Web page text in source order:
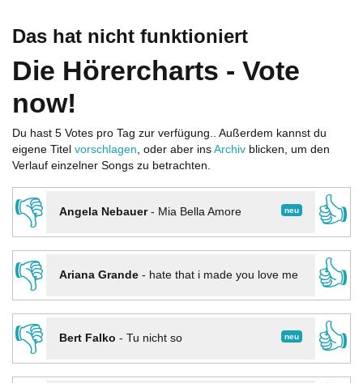
Das hat nicht funktioniert
Die Hörercharts - Vote
now!
Du hast 5 Votes pro Tag zur verfügung.. Außerdem kannst du
eigene Titel vorschlagen, oder aber ins Archiv blicken, um den
Verlauf einzelner Songs zu betrachten.
👎 neu
Angela Nebauer- Mia Bella Amore
👍
👎
Ariana Grande- hate that i made you love me
👍
👎
neu
Bert Falko - Tu nicht so
👍